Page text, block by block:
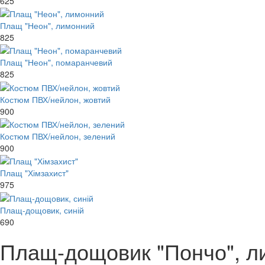
Плащ "Неон", лимонний
825
Плащ "Неон", помаранчевий
825
Костюм ПВХ/нейлон, жовтий
900
Костюм ПВХ/нейлон, зелений
900
Плащ "Хімзахист"
975
Плащ-дощовик, синій
690
Плащ-дощовик "Пончо",